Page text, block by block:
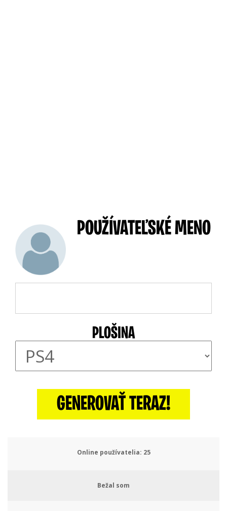
POUŽÍVATEĽSKÉ MENO
PLOŠINA
GENEROVAŤ TERAZ!
Online používatelia: 28
Bežal som